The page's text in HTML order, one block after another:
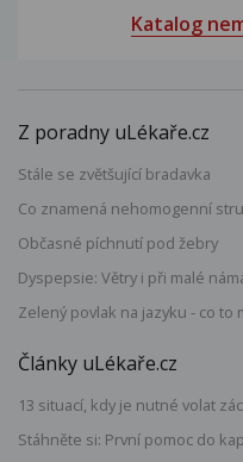
Katalog
Z poradny uLékaře.cz
Stále se zvětšující bradavka
Co znamená nehomogenní
Občasné píchnutí pod žebry
Dyspepsie: Větry i při malé
Zelený povlak na jazyku - co to
Články uLékaře.cz
13 situací, kdy je nutné volat
Stáhněte si: První pomoc do